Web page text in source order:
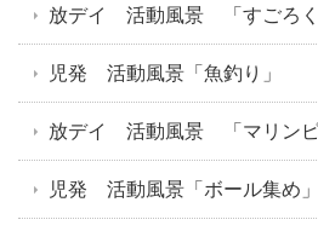
放デイ 活動風景 「すごろく
児発 活動風景「魚釣り」
放デイ 活動風景 「マリンピ
児発 活動風景「ボール集め」